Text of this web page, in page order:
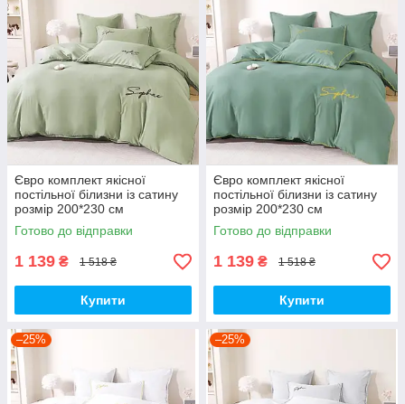
Євро комплект якісної
постільної білизни із сатину
розмір 200*230 см
Готово до відправки
1 139 ₴ 1 518 ₴
Купити
Євро комплект якісної
постільної білизни із сатину
розмір 200*230 см
Готово до відправки
1 139 ₴ 1 518 ₴
Купити
–25% –25%